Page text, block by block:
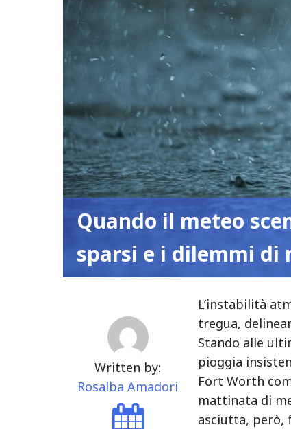
Quando il meteo
sparsi e i dilemmi di
Written by:
Rosalba Amadori
L’instabilità
tregua,
Stando alle
pioggia
Fort Worth
mattinata di
asciutta, però,